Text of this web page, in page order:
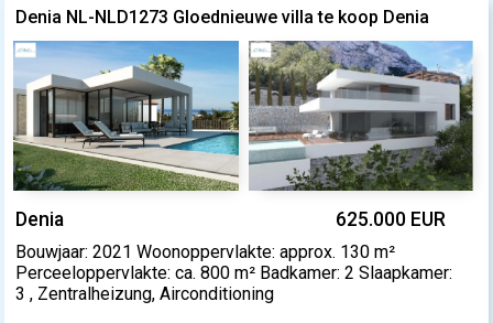
Denia NL-NLD1273 Gloednieuwe villa te koop Denia
Denia 625.000 EUR
Bouwjaar: 2021 Woonoppervlakte: approx. 130 m²
Perceeloppervlakte: ca. 800 m² Badkamer: 2 Slaapkamer:
3 , Zentralheizung, Airconditioning